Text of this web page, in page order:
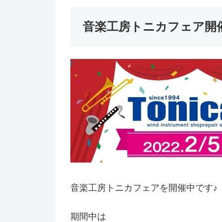
音楽工房トニカフェア開
音楽工房トニカフェアを開催中です♪
期間中は